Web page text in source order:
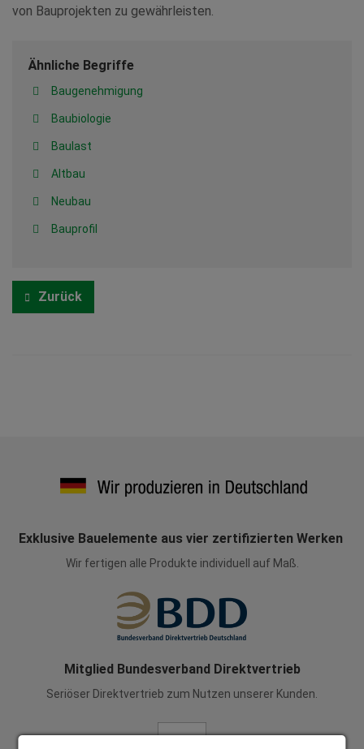
von Bauprojekten zu gewährleisten.
Ähnliche Begriffe
Baugenehmigung
Baubiologie
Baulast
Altbau
Neubau
Bauprofil
Zurück
Exklusive Bauelemente aus vier zertifizierten Werken
Wir fertigen alle Produkte individuell auf Maß.
Mitglied Bundesverband Direktvertrieb
Seriöser Direktvertrieb zum Nutzen unserer Kunden.